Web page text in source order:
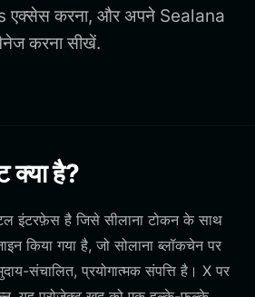
एक्सेस करना, और अपने Sealana
करना सीखें.
क्या है?
इंटरफ़ेस है जिसे सीलाना टोकन के साथ
किया गया है, जो सोलाना ब्लॉकचेन पर
संचालित, प्रयोगात्मक संपत्ति है। X पर